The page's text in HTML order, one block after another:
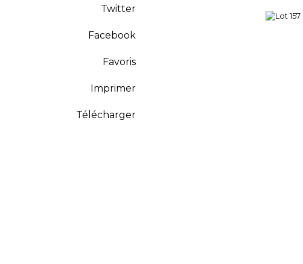
Twitter
Facebook
Favoris
Imprimer
Télécharger